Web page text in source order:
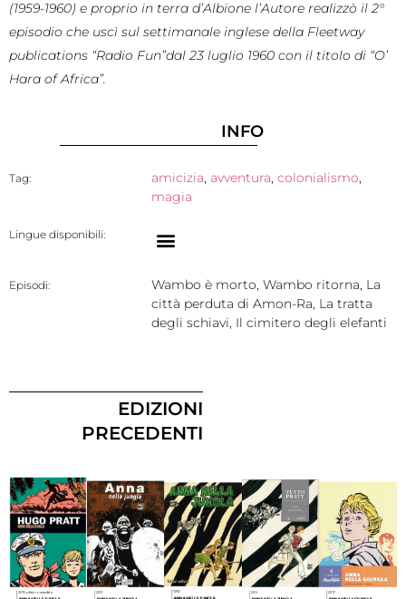
(1959-1960) e proprio in terra d’Albione l’Autore realizzò il 2°
episodio che uscì sul settimanale inglese della Fleetway
publications “Radio Fun”dal 23 luglio 1960 con il titolo di “O’
Hara of Africa”.
INFO
Tag: amicizia, avventura, colonialismo,
magia
Lingue disponibili:
Episodi:
Wambo è morto, Wambo ritorna, La
città perduta di Amon-Ra, La tratta
degli schiavi, Il cimitero degli elefanti
EDIZIONI
PRECEDENTI